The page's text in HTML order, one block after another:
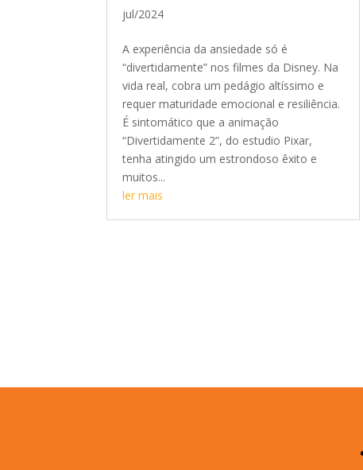
jul/2024
A experiência da ansiedade só é
“divertidamente” nos filmes da Disney. Na
vida real, cobra um pedágio altíssimo e
requer maturidade emocional e resiliência.
É sintomático que a animação
“Divertidamente 2”, do estudio Pixar,
tenha atingido um estrondoso êxito e
muitos...
ler mais